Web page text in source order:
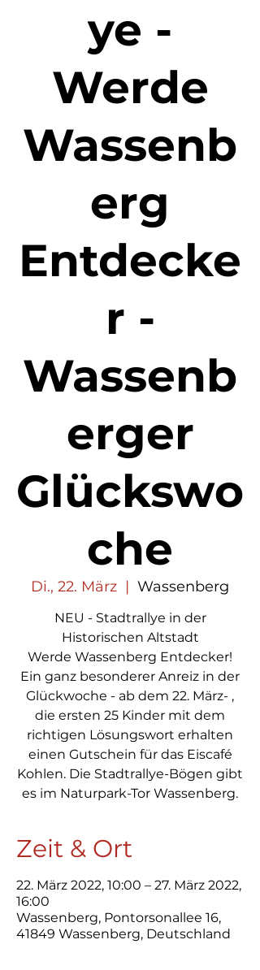
ye -
Werde
Wassenb
erg
Entdecke
r -
Wassenb
erger
Glückswo
che
Di., 22. März
  |
Wassenberg
NEU - Stadtrallye in der
Historischen Altstadt
Werde Wassenberg Entdecker!
Ein ganz besonderer Anreiz in der
Glückwoche - ab dem 22. März- ,
die ersten 25 Kinder mit dem
richtigen Lösungswort erhalten
einen Gutschein für das Eiscafé
Kohlen. Die Stadtrallye-Bögen gibt
Zeit & Ort
22. März 2022, 10:00 – 27. März 2022,
16:00
Wassenberg, Pontorsonallee 16,
41849 Wassenberg, Deutschland